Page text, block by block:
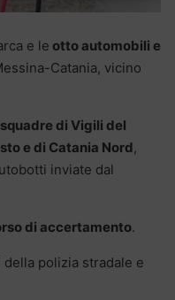
e le otto automobili e
Catania, vicino
di Vigili del
e di Catania Nord,
inviate dal
di accertamento.
polizia stradale e